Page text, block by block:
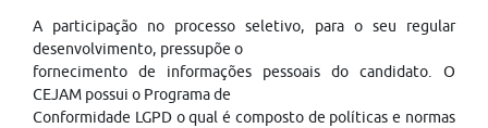
A participação no processo seletivo, para o seu regular
desenvolvimento, pressupõe o
fornecimento de informações pessoais do candidato. O
CEJAM possui o Programa de
Conformidade LGPD o qual é composto de políticas e normas